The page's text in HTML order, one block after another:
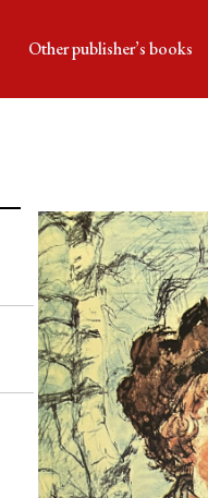
Other publisher’s books